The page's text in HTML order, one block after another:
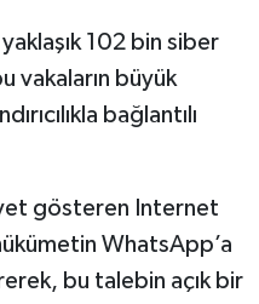
102 bin siber
vakaların büyük
bağlantılı
gösteren Internet
WhatsApp’a
bu talebin açık bir